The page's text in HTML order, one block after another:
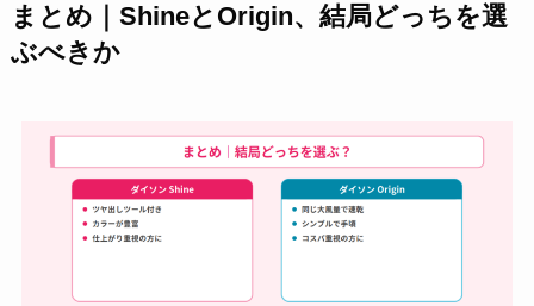
まとめ｜ShineとOrigin、結局どっちを選
ぶべきか